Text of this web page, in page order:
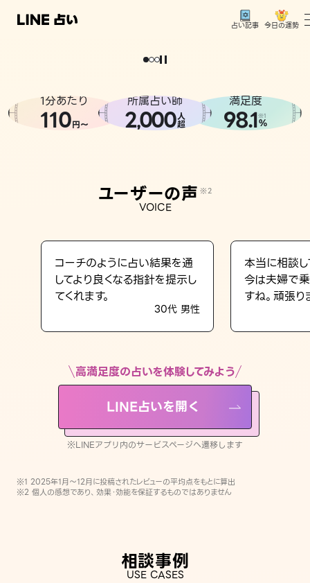
占い記事 今日の運勢
相談事例
LINE占いを開く
※LINEアプリ内のサービスページへ遷移します
どうせなら
。
1分あたり
110円〜
所属占い師
2,000人
超
満足度
98.1※1
%
ユーザーの声 ※2
VOICE
コーチのように占い結果を通
してより良くなる指針を提示し
てくれます。
30代 男性
本当に相談し
今は夫婦で
すね。頑張り
高満足度の占いを体験してみよう
LINE占いを開く
※LINEアプリ内のサービスページへ遷移します
※1 2025年1月〜12月に投稿されたレビューの平均点をもとに算出
※2 個人の感想であり、効果・効能を保証するものではありません
相談事例
USE CASES